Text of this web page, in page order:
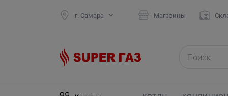
г. Самара Магазины